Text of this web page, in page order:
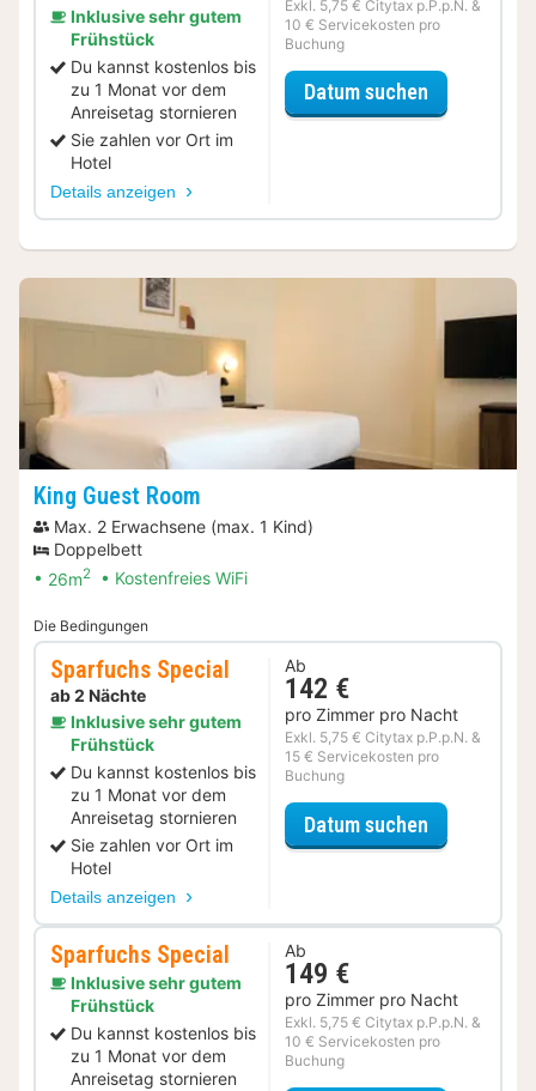
Inklusive sehr gutem
Frühstück
Du kannst kostenlos bis
zu 1 Monat vor dem
Anreisetag stornieren
Sie zahlen vor Ort im
Hotel
Details anzeigen
Exkl. 5,75 € Citytax p.P.p.N. &
10 € Servicekosten pro
Buchung
Datum suchen
King Guest Room
Max. 2 Erwachsene (max. 1 Kind)
Doppelbett
26m2 Kostenfreies WiFi
Die Bedingungen
Sparfuchs Special
ab 2 Nächte
Inklusive sehr gutem
Frühstück
Du kannst kostenlos bis
zu 1 Monat vor dem
Anreisetag stornieren
Sie zahlen vor Ort im
Hotel
Details anzeigen
Ab
142 €
pro Zimmer pro Nacht
Exkl. 5,75 € Citytax p.P.p.N. &
15 € Servicekosten pro
Buchung
Datum suchen
Sparfuchs Special
Inklusive sehr gutem
Frühstück
Du kannst kostenlos bis
zu 1 Monat vor dem
Anreisetag stornieren
Ab
149 €
pro Zimmer pro Nacht
Exkl. 5,75 € Citytax p.P.p.N. &
10 € Servicekosten pro
Buchung